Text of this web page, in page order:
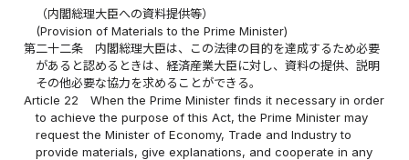
（内閣総理大臣への資料提供等）
(Provision of Materials to the Prime Minister)
第二十二条
内閣総理大臣は、この法律の目的を達成するため必要
があると認めるときは、経済産業大臣に対し、資料の提供、説明
その他必要な協力を求めることができる。
Article 22
When the Prime Minister finds it necessary in order
to achieve the purpose of this Act, the Prime Minister may
request the Minister of Economy, Trade and Industry to
provide materials, give explanations, and cooperate in any